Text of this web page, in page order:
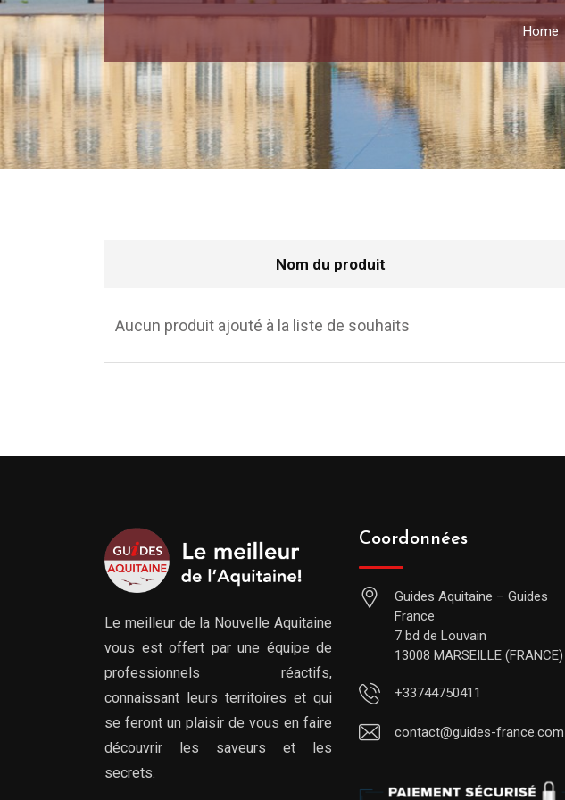
Home
Nom du produit
Aucun produit ajouté à la liste de souhaits
Le meilleur de la Nouvelle Aquitaine
vous est offert par une équipe de
professionnels réactifs,
connaissant leurs territoires et qui
se feront un plaisir de vous en faire
découvrir les saveurs et les
secrets.
Coordonnées
Guides Aquitaine – Guides
France
7 bd de Louvain
13008 MARSEILLE (FRANCE)
+33744750411
contact@guides-france.com